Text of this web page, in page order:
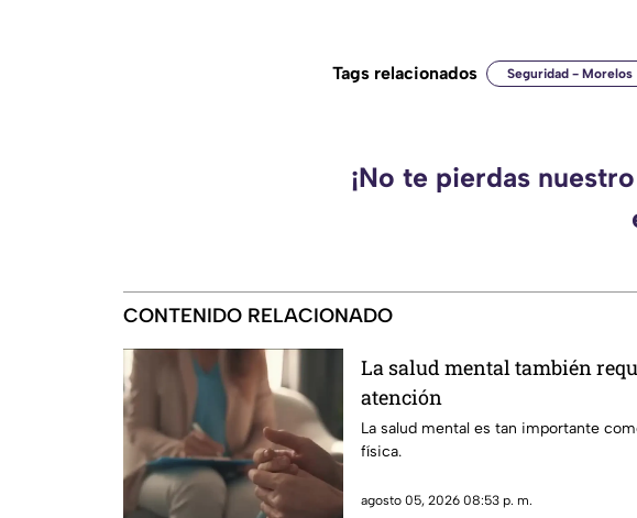
Tags relacionados Seguridad - Morelos
¡No te pierdas
CONTENIDO RELACIONADO
La salud mental también
atención
La salud mental es tan importante
física.
agosto 05, 2026 08:53 p. m.